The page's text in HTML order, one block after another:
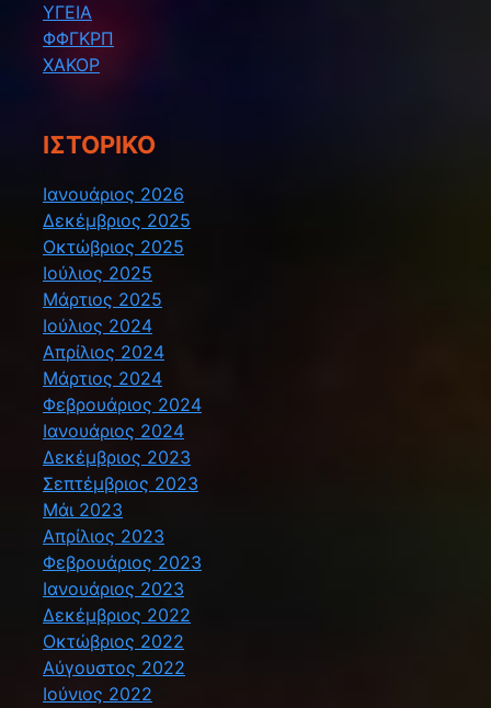
ΥΓΕΙΑ
ΦΦΓΚΡΠ
ΧΑΚΟΡ
ΙΣΤΟΡΙΚΌ
Ιανουάριος 2026
Δεκέμβριος 2025
Οκτώβριος 2025
Ιούλιος 2025
Μάρτιος 2025
Ιούλιος 2024
Απρίλιος 2024
Μάρτιος 2024
Φεβρουάριος 2024
Ιανουάριος 2024
Δεκέμβριος 2023
Σεπτέμβριος 2023
Μάι 2023
Απρίλιος 2023
Φεβρουάριος 2023
Ιανουάριος 2023
Δεκέμβριος 2022
Οκτώβριος 2022
Αύγουστος 2022
Ιούνιος 2022